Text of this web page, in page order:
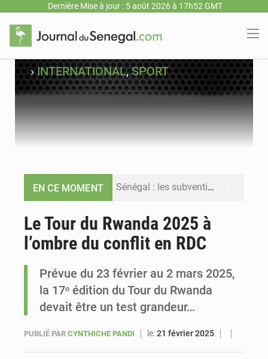
Dernière Mise à jour : 5 août 2026 à 17h52 GMT
›INTERNATIONAL,SPORT
EN CE MOMENT Sénégal : les subventions à l’énergie bondissent à 729 milliards FCFA pour contenir les prix des carburants et de l’électricité
Le vice-président de la Banque mondiale, Ousmane Diagana, est en visite au Sénégal
Le Tour du Rwanda 2025 à
l’ombre du conflit en RDC
Prévue du 23 février au 2 mars 2025,
la 17ᵉ édition du Tour du Rwanda
devait être un test grandeur…
PUBLIÉ PAR CYNTHICHE PANDI le:21 février 2025